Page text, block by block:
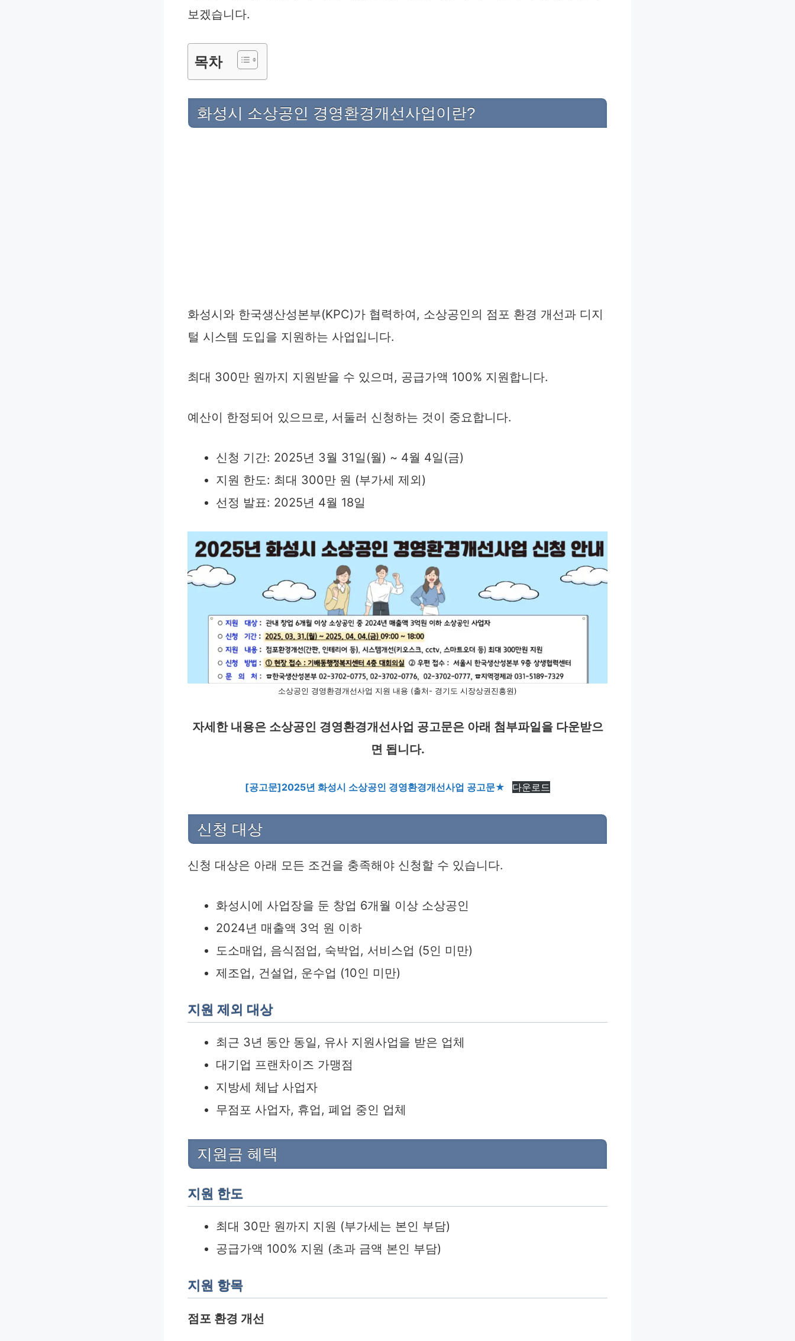
보겠습니다.
목차
화성시 소상공인 경영환경개선사업이란?
화성시와 한국생산성본부(KPC)가 협력하여, 소상공인의 점포 환경 개선과 디지
털 시스템 도입을 지원하는 사업입니다.
최대 300만 원까지 지원받을 수 있으며, 공급가액 100% 지원합니다.
예산이 한정되어 있으므로, 서둘러 신청하는 것이 중요합니다.
신청 기간: 2025년 3월 31일(월) ~ 4월 4일(금)
지원 한도: 최대 300만 원 (부가세 제외)
선정 발표: 2025년 4월 18일
소상공인 경영환경개선사업 지원 내용 (출처- 경기도 시장상권진흥원)
자세한 내용은 소상공인 경영환경개선사업 공고문은 아래 첨부파일을 다운받으
면 됩니다.
[공고문]2025년 화성시 소상공인 경영환경개선사업 공고문★ 다운로드
신청 대상
신청 대상은 아래 모든 조건을 충족해야 신청할 수 있습니다.
화성시에 사업장을 둔 창업 6개월 이상 소상공인
2024년 매출액 3억 원 이하
도소매업, 음식점업, 숙박업, 서비스업 (5인 미만)
제조업, 건설업, 운수업 (10인 미만)
지원 제외 대상
최근 3년 동안 동일, 유사 지원사업을 받은 업체
대기업 프랜차이즈 가맹점
지방세 체납 사업자
무점포 사업자, 휴업, 폐업 중인 업체
지원금 혜택
지원 한도
최대 30만 원까지 지원 (부가세는 본인 부담)
공급가액 100% 지원 (초과 금액 본인 부담)
지원 항목
점포 환경 개선